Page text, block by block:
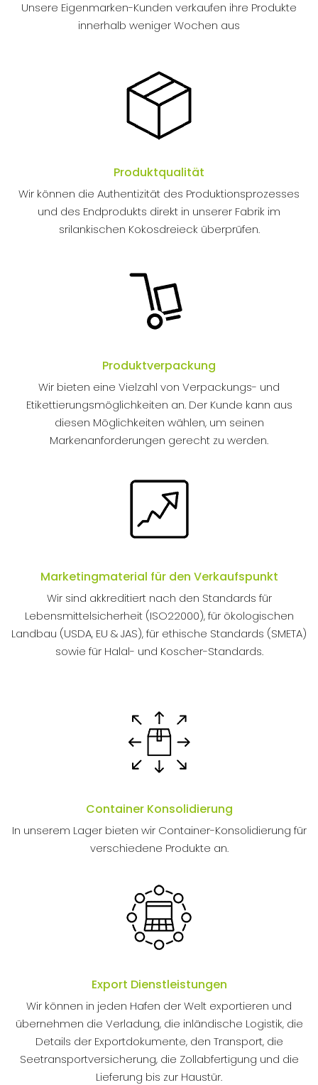
Unsere Eigenmarken-Kunden verkaufen ihre Produkte
innerhalb weniger Wochen aus
Produktqualität
Wir können die Authentizität des Produktionsprozesses
und des Endprodukts direkt in unserer Fabrik im
srilankischen Kokosdreieck überprüfen.
Produktverpackung
Wir bieten eine Vielzahl von Verpackungs- und
Etikettierungsmöglichkeiten an. Der Kunde kann aus
diesen Möglichkeiten wählen, um seinen
Markenanforderungen gerecht zu werden.
Marketingmaterial für den Verkaufspunkt
Wir sind akkreditiert nach den Standards für
Lebensmittelsicherheit (ISO22000), für ökologischen
Landbau (USDA, EU & JAS), für ethische Standards (SMETA)
sowie für Halal- und Koscher-Standards.
Container Konsolidierung
In unserem Lager bieten wir Container-Konsolidierung für
verschiedene Produkte an.
Export Dienstleistungen
Wir können in jeden Hafen der Welt exportieren und
übernehmen die Verladung, die inländische Logistik, die
Details der Exportdokumente, den Transport, die
Seetransportversicherung, die Zollabfertigung und die
Lieferung bis zur Haustür.